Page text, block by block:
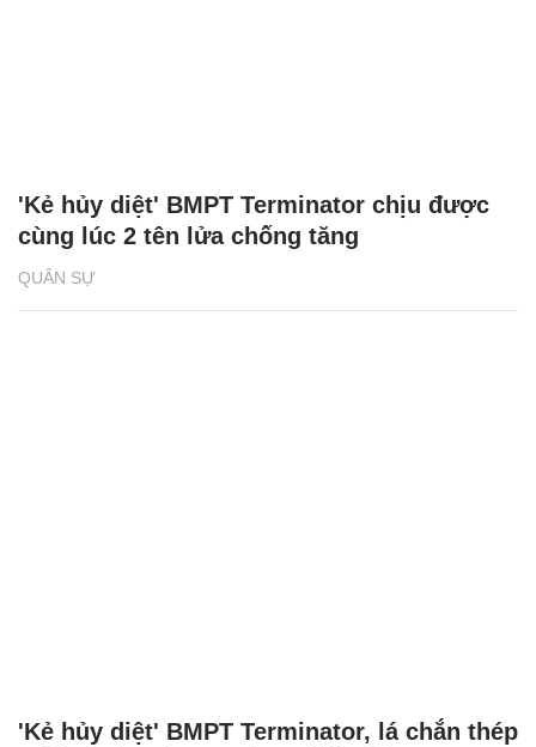
QUÂN SỰ
'Kẻ hủy diệt' BMPT Terminator chịu được
cùng lúc 2 tên lửa chống tăng
'Kẻ hủy diệt' BMPT Terminator, lá chắn thép